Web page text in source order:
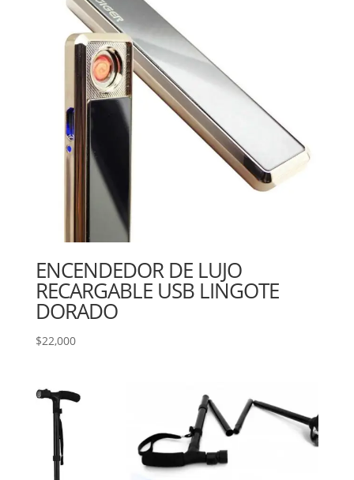
ENCENDEDOR DE LUJO
RECARGABLE USB LINGOTE
DORADO
$22,000